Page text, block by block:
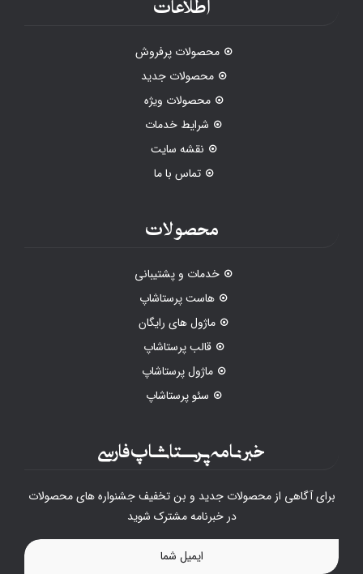
محصولات پرفروش
محصولات جدید
محصولات ویژه
شرایط خدمات
نقشه سایت
تماس با ما
محصولات
خدمات و پشتیبانی
هاست پرستاشاپ
ماژول های رایگان
قالب پرستاشاپ
ماژول پرستاشاپ
سئو پرستاشاپ
خبرنامه پرستاشاپ فارسی
برای آگاهی از محصولات جدید و بن تخفیف جشنواره های محصولات
در خبرنامه مشترک شوید